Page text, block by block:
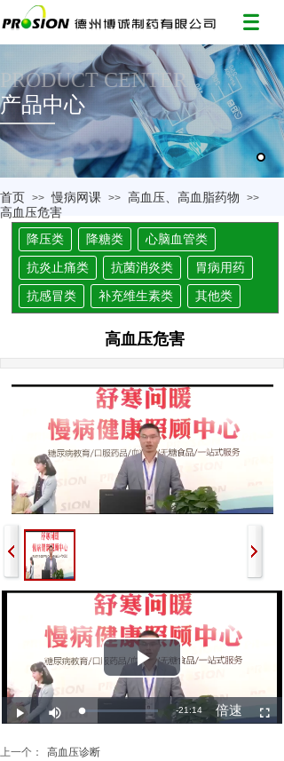
PRODUCT CENTER
产品中心
首页 >> 慢病网课 >> 高血压、高血脂药物 >>
高血压危害
降压类
降糖类
心脑血管类
抗炎止痛类
抗菌消炎类
胃病用药
抗感冒类
补充维生素类 其他类
高血压危害
上一个：
高血压诊断